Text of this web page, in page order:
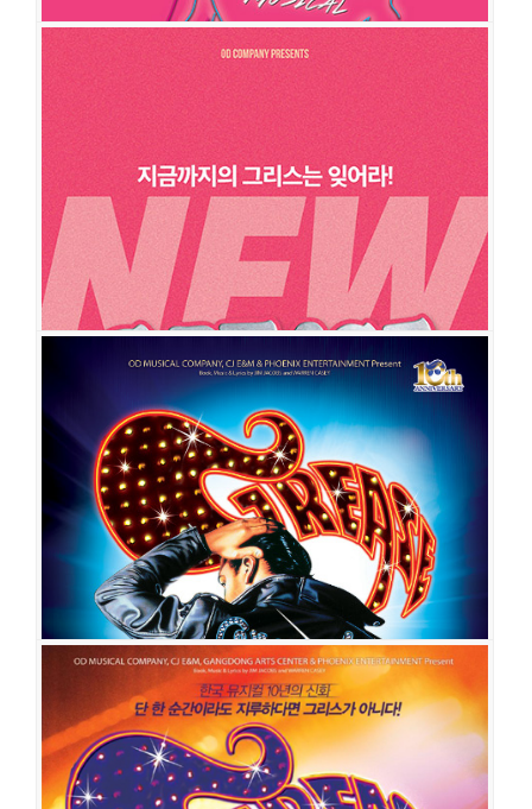
공연일시
2019-11-26 ~ 2020-02-02
공연장
디큐브아트센터 디큐브씨어터
서경수 김태오정대현양서윤한재아박광선임정모허혜진
황우림기세중 이석준김이담이상운이우종배나라 김이후정수지
은
이상아정예주임기홍김대종김현숙이선덕이동욱길하은
정현지
김병영최희재이두령이성은 강민성 김민선최윤호전하영
공연일시
2019-04-30 ~ 2019-08-11
공연장
디큐브아트센터 디큐브씨어터
출연진
서경수 김태오 정세운양서윤한재아박광선
허혜진
황우림기세중 이석준 김이후정수지김이담이상운 이가은
이우